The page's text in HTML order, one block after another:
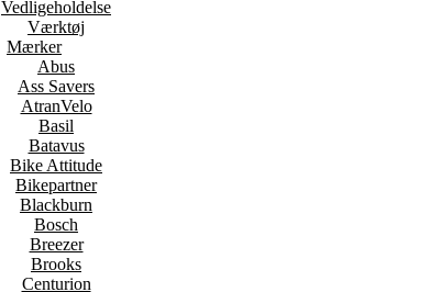
Vedligeholdelse
Værktøj
Mærker
Abus
Ass Savers
AtranVelo
Basil
Batavus
Bike Attitude
Bikepartner
Blackburn
Bosch
Breezer
Brooks
Centurion